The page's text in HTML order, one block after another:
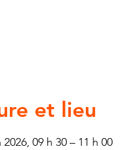
et lieu
09 h 30 – 11 h 00